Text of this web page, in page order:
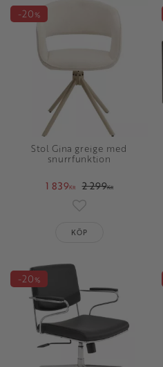
Stol Gina greige med
snurrfunktion
1 839KR 2 299KR
20%
Lägg till i favoriter
KÖP
20%